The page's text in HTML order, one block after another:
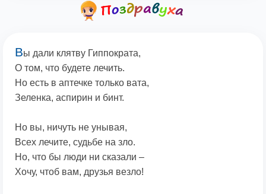
Вы дали клятву Гиппократа,
О том, что будете лечить.
Но есть в аптечке только вата,
Зеленка, аспирин и бинт.
Но вы, ничуть не унывая,
Всех лечите, судьбе на зло.
Но, что бы люди ни сказали –
Хочу, чтоб вам, друзья везло!